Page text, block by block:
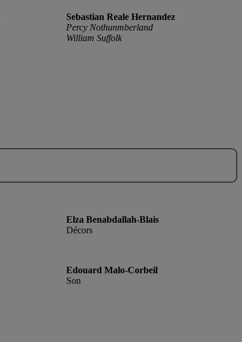
Sebastian Reale Hernandez
Percy Nothunmberland
William Suffolk
Elza Benabdallah-Blais
Décors
Edouard Malo-Corbeil
Son